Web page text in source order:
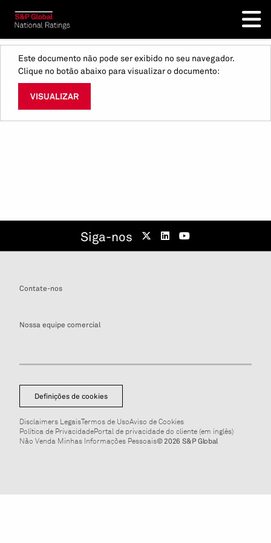
Este documento não pode ser exibido no seu navegador.
Clique no botão abaixo para visualizar o documento:
VISUALIZAR
Siga-nos
Contate-nos
Nossa equipe comercial
Definições de cookies
Disclaimers LegaisTermos de UsoAviso de Cookies
Política de PrivacidadePortal de privacidade do cliente (em inglês)
Não Venda Minhas Informações Pessoais© 2026 S&P Global